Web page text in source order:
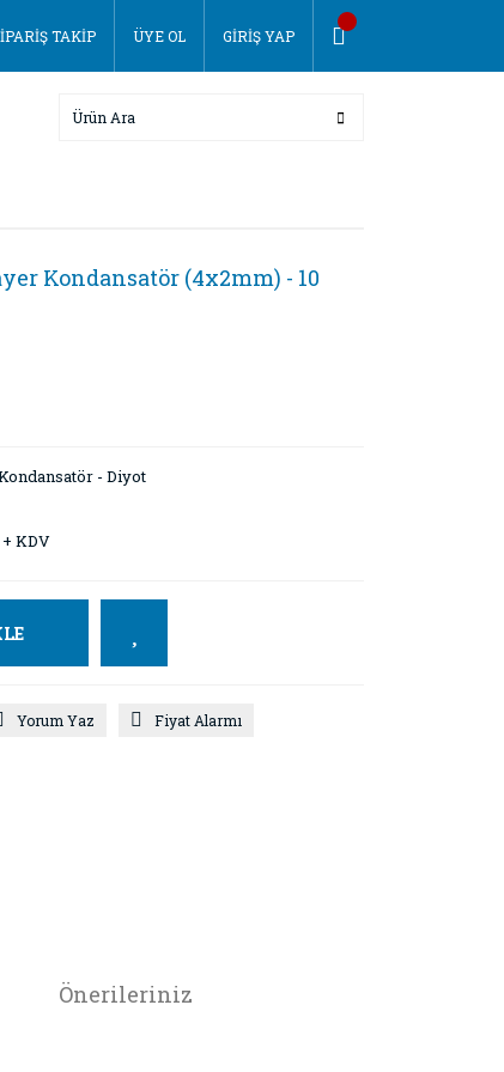
TAKİP ÜYE OL GİRİŞ YAP
Kondansatör (4x2mm) - 10
- Diyot
KDV
Yorum Yaz Fiyat Alarmı
Önerileriniz